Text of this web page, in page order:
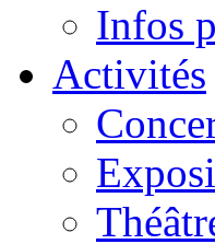
Infos
Activités